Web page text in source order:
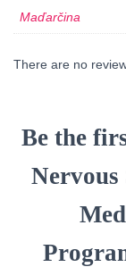
Maďarčina
There are no
Be the
Nervous